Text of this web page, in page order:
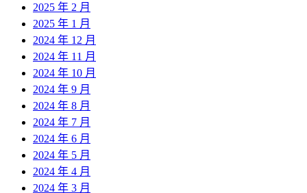
2025 年 2 月
2025 年 1 月
2024 年 12 月
2024 年 11 月
2024 年 10 月
2024 年 9 月
2024 年 8 月
2024 年 7 月
2024 年 6 月
2024 年 5 月
2024 年 4 月
2024 年 3 月